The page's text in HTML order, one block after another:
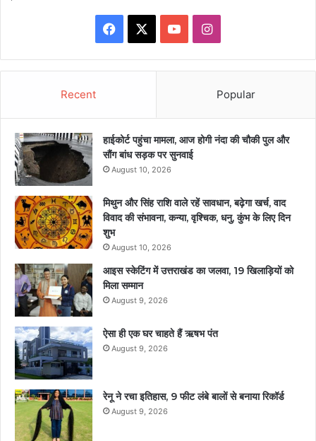
Facebook YouTubeInstagram
Recent Popular
हाईकोर्ट पहुंचा मामला, आज होगी नंदा की चौकी पुल और
सौंग बांध सड़क पर सुनवाई
August 10, 2026
मिथुन और सिंह राशि वाले रहें सावधान, बढ़ेगा खर्च, वाद
विवाद की संभावना, कन्या, वृश्चिक, धनु, कुंभ के लिए दिन
शुभ
August 10, 2026
आइस स्केटिंग में उत्तराखंड का जलवा, 19 खिलाड़ियों को
मिला सम्मान
August 9, 2026
ऐसा ही एक घर चाहते हैं ऋषभ पंत
August 9, 2026
रेनू ने रचा इतिहास, 9 फीट लंबे बालों से बनाया रिकॉर्ड
August 9, 2026